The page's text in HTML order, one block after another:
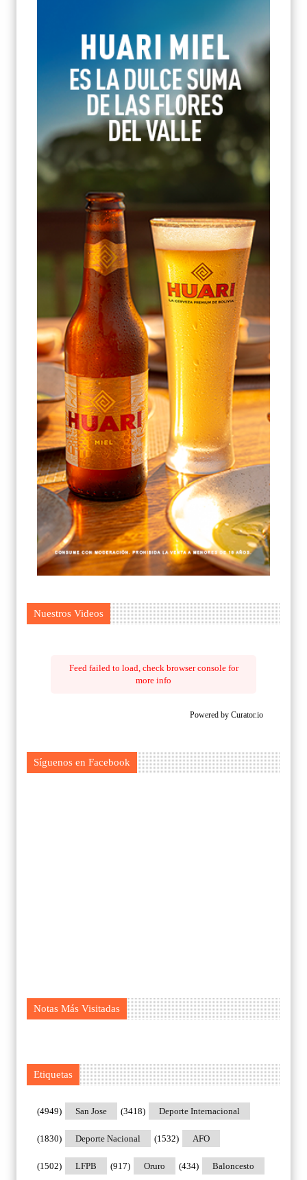
Nuestros Videos
Feed failed to load, check browser console for
more info
Powered by Curator.io
Síguenos en Facebook
Notas Más Visitadas
Etiquetas
San Jose
(4949) Deporte Internacional
(3418)
Deporte Nacional
(1830) AFO
(1532)
LFPB
(1502) Oruro
(917) Baloncesto
(434)